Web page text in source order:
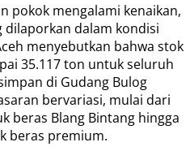
pokok mengalami kenaikan,
dilaporkan dalam kondisi
menyebutkan bahwa stok
35.117 ton untuk seluruh
di Gudang Bulog
bervariasi, mulai dari
beras Blang Bintang hingga
beras premium.